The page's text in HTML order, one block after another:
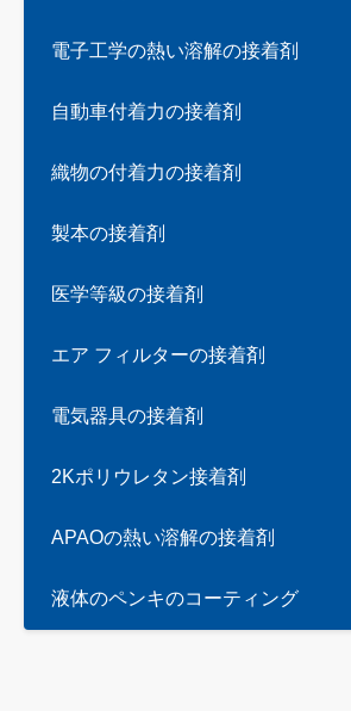
電子工学の熱い溶解の接着剤
自動車付着力の接着剤
織物の付着力の接着剤
製本の接着剤
医学等級の接着剤
エア フィルターの接着剤
電気器具の接着剤
2Kポリウレタン接着剤
APAOの熱い溶解の接着剤
液体のペンキのコーティング